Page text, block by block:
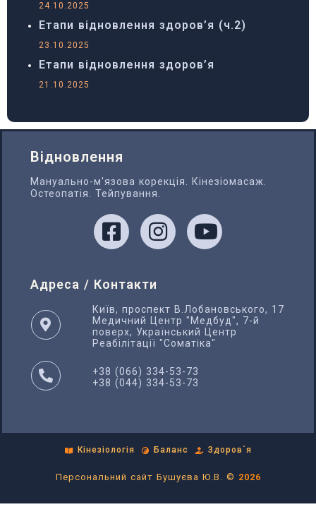
24.10.2025
Етапи відновлення здоров’я (ч.2)
23.10.2025
Етапи відновлення здоров’я
21.10.2025
Відновлення
Мануально-м'язова корекція. Кінезіомасаж.
Остеопатія. Тейпування.
Адреса / Контакти
Київ, проспект В.Лобановського, 17
Медичний Центр "Медбуд", 7-й
поверх, Український Центр
Реабілітації "Соматіка"
+38 (066) 334-53-73
+38 (044) 334-53-73
Кінезіологія Баланс Здоров`я
Персональний сайт Бушуєва Ю.В. © 2026